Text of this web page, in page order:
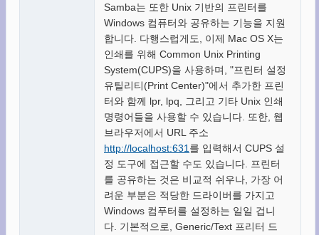
Samba는 또한 Unix 기반의 프린터를
Windows 컴퓨터와 공유하는 기능을 지원
합니다. 다행스럽게도, 이제 Mac OS X는
인쇄를 위해 Common Unix Printing
System(CUPS)을 사용하며, "프린터 설정
유틸리티(Print Center)"에서 추가한 프린
터와 함께 lpr, lpq, 그리고 기타 Unix 인쇄
명령어들을 사용할 수 있습니다. 또한, 웹
브라우저에서 URL 주소
http://localhost:631 를 입력해서 CUPS 설
정 도구에 접근할 수도 있습니다. 프린터
를 공유하는 것은 비교적 쉬우나, 가장 어
려운 부분은 적당한 드라이버를 가지고
Windows 컴푸터를 설정하는 일일 겁니
다. 기본적으로, Generic/Text 프리터 드